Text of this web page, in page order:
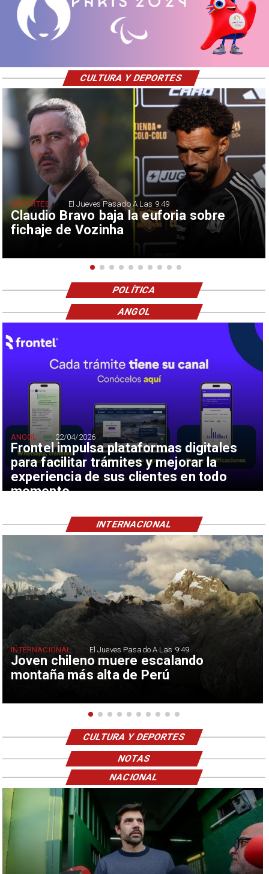
Claudio Bravo baja la euforia sobre
fichaje de Vozinha
DEPORTES El Jueves Pasado A Las 9:49
CULTURA Y DEPORTES
POLÍTICA
Frontel impulsa plataformas digitales
para facilitar trámites y mejorar la
experiencia de sus clientes en todo
momento
ANGOL 22/04/2026
ANGOL
Joven chileno muere escalando
montaña más alta de Perú
INTERNACIONAL El Jueves Pasado A Las 9:49
INTERNACIONAL
CULTURA Y DEPORTES
NOTAS
NACIONAL